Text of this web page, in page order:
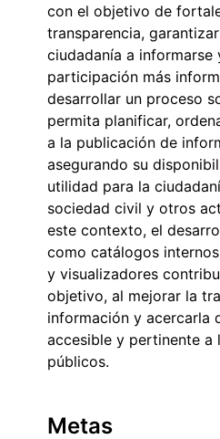
con el objetivo de
transparencia,
ciudadanía a informarse
participación más
desarrollar un proceso
permita planificar,
a la publicación de
asegurando su
utilidad para la
sociedad civil y otros
este contexto, el
como catálogos
y visualizadores
objetivo, al mejorar la
información y acercarla
accesible y pertinente a
públicos.
Metas